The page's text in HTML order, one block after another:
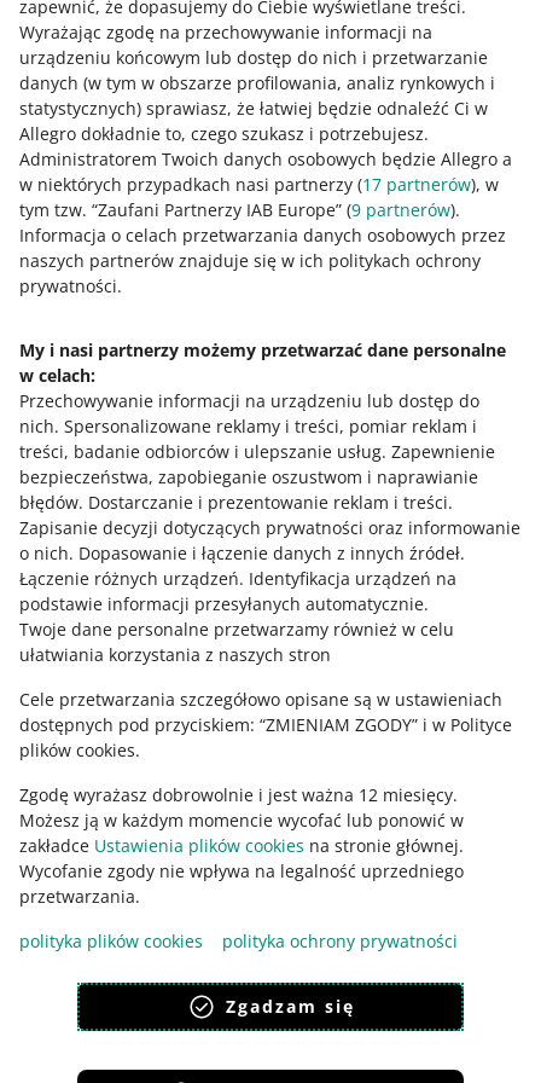
zapewnić, że dopasujemy do Ciebie wyświetlane treści.
Wyrażając zgodę na przechowywanie informacji na
urządzeniu końcowym lub dostęp do nich i przetwarzanie
danych (w tym w obszarze profilowania, analiz rynkowych i
statystycznych) sprawiasz, że łatwiej będzie odnaleźć Ci w
Allegro dokładnie to, czego szukasz i potrzebujesz.
Administratorem Twoich danych osobowych będzie Allegro a
w niektórych przypadkach nasi partnerzy (17 partnerów), w
tym tzw. “Zaufani Partnerzy IAB Europe” (9 partnerów).
Informacja o celach przetwarzania danych osobowych przez
naszych partnerów znajduje się w ich politykach ochrony
prywatności.
My i nasi partnerzy możemy przetwarzać dane personalne
w celach:
Przechowywanie informacji na urządzeniu lub dostęp do
nich. Spersonalizowane reklamy i treści, pomiar reklam i
treści, badanie odbiorców i ulepszanie usług. Zapewnienie
bezpieczeństwa, zapobieganie oszustwom i naprawianie
błędów. Dostarczanie i prezentowanie reklam i treści.
Zapisanie decyzji dotyczących prywatności oraz informowanie
o nich. Dopasowanie i łączenie danych z innych źródeł.
Łączenie różnych urządzeń. Identyfikacja urządzeń na
podstawie informacji przesyłanych automatycznie.
Twoje dane personalne przetwarzamy również w celu
ułatwiania korzystania z naszych stron
Cele przetwarzania szczegółowo opisane są w ustawieniach
dostępnych pod przyciskiem: “ZMIENIAM ZGODY” i w Polityce
plików cookies.
Zgodę wyrażasz dobrowolnie i jest ważna 12 miesięcy.
Możesz ją w każdym momencie wycofać lub ponowić w
zakładce Ustawienia plików cookies na stronie głównej.
Wycofanie zgody nie wpływa na legalność uprzedniego
przetwarzania.
polityka plików cookies
polityka ochrony prywatności
Zgadzam się
Ta strona jest też dostępna w innych językach
o allegro.pl
polski
čeština
English
slovenčina
o allegro.cz
polski
čeština
English
slovenčina
o allegro.sk
polski
English
slovenčina
wygląd: